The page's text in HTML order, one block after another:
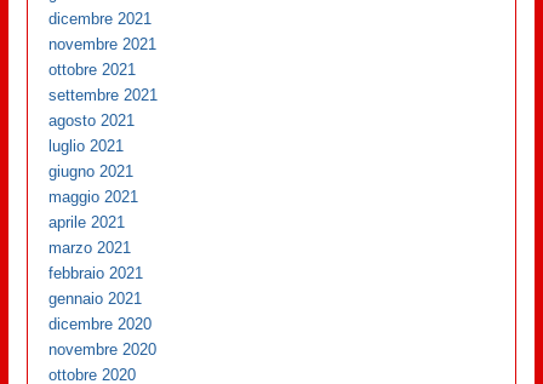
dicembre 2021
novembre 2021
ottobre 2021
settembre 2021
agosto 2021
luglio 2021
giugno 2021
maggio 2021
aprile 2021
marzo 2021
febbraio 2021
gennaio 2021
dicembre 2020
novembre 2020
ottobre 2020